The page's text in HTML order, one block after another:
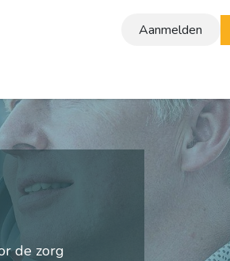
Aanmelden
de zorg